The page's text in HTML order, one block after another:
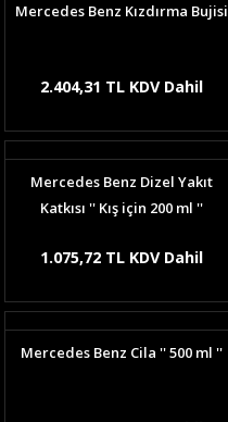
Mercedes Benz Kızdırma Bujisi
2.404,31 TL KDV Dahil
Mercedes Benz Dizel Yakıt
Katkısı '' Kış için 200 ml ''
1.075,72 TL KDV Dahil
Mercedes Benz Cila '' 500 ml ''